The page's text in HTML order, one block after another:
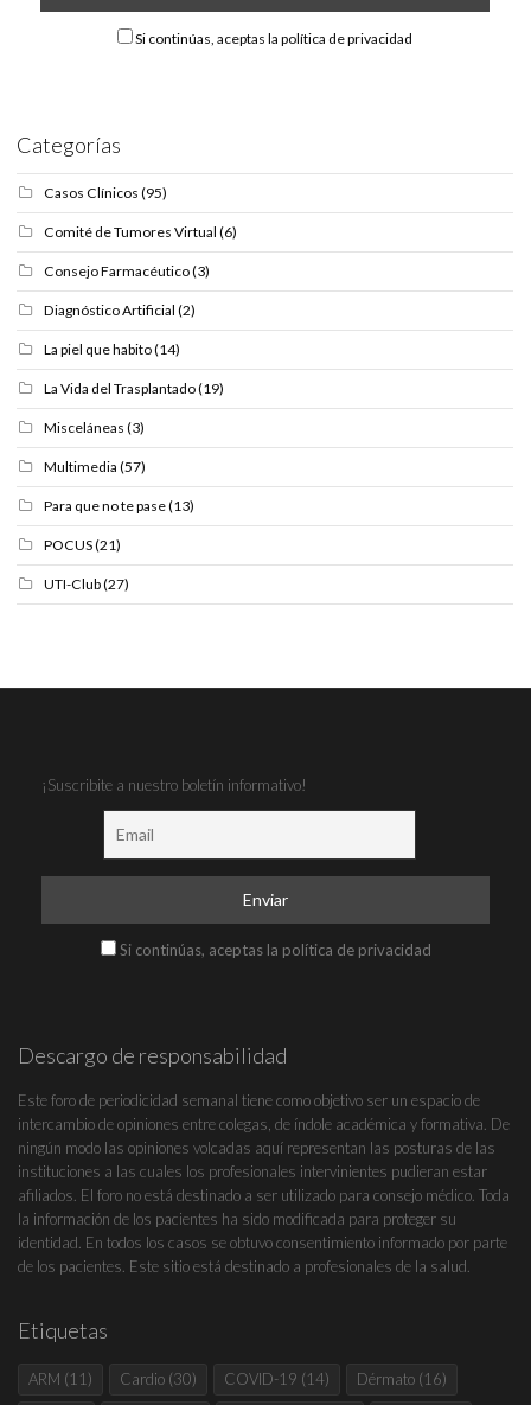
Si continúas, aceptas la política de privacidad
Categorías
Casos Clínicos (95)
Comité de Tumores Virtual (6)
Consejo Farmacéutico(3)
Diagnóstico Artificial (2)
La piel que habito(14)
La Vida del Trasplantado(19)
Misceláneas (3)
Multimedia (57)
Para que no te pase(13)
POCUS(21)
UTI-Club(27)
¡Suscribite a nuestro boletín informativo!
Si continúas, aceptas la política de privacidad
Descargo de responsabilidad
Este foro de periodicidad semanal tiene como objetivo ser un espacio de
intercambio de opiniones entre colegas, de índole académica y formativa. De
ningún modo las opiniones volcadas aquí representan las posturas de las
instituciones a las cuales los profesionales intervinientes pudieran estar
afiliados. El foro no está destinado a ser utilizado para consejo médico. Toda
la información de los pacientes ha sido modificada para proteger su
identidad. En todos los casos se obtuvo consentimiento informado por parte
de los pacientes. Este sitio está destinado a profesionales de la salud.
Etiquetas
ARM (11) Cardio (30) COVID-19 (14) Dérmato (16)